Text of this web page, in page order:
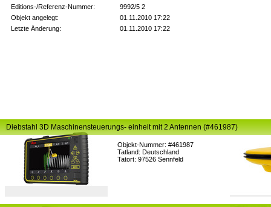
Editions-/Referenz-Nummer:
9992/5 2
Objekt angelegt:
01.11.2010 17:22
Letzte Änderung:
01.11.2010 17:22
Objekt-Nummer: #461987
Tatland: Deutschland
Tatort: 97526 Sennfeld
Diebstahl 3D Maschinensteuerungs- einheit mit 2 Antennen (#461987)